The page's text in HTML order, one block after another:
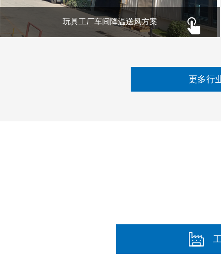
玩具工厂车间降温送风方案
更多行